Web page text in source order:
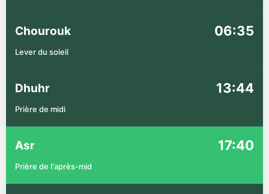
Chourouk 06:35
Lever du soleil
Dhuhr 13:44
Prière de midi
Asr 17:40
Prière de l'après-mid